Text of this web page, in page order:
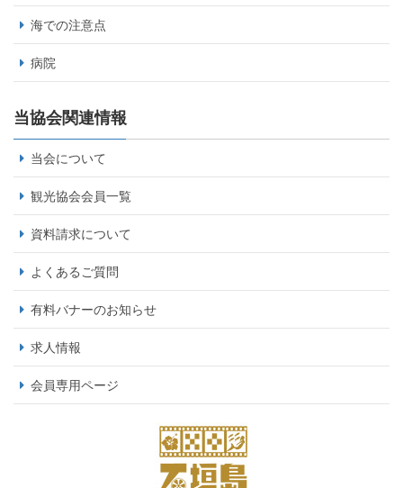
海での注意点
病院
当協会関連情報
当会について
観光協会会員一覧
資料請求について
よくあるご質問
有料バナーのお知らせ
求人情報
会員専用ページ